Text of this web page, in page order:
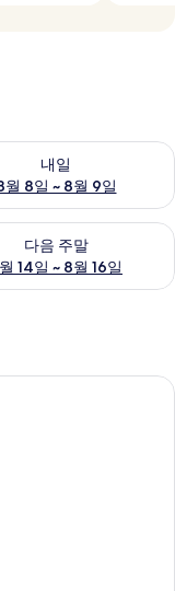
8일
내일
월 8일 ~ 8월 9일
가능 여부 확인, 8월
9일
다음 주말
14일 ~ 8월 16일
예약 가능 여부 확인,
실 내 금고, 암막 커튼, 무